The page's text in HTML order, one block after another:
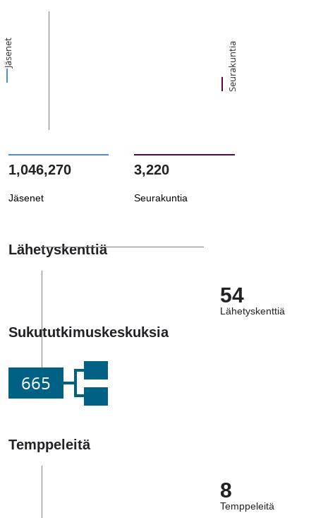
Jäsenet Seurakuntia
1,046,270
Jäsenet
3,220
Seurakuntia
Lähetyskenttiä
54
Lähetyskenttiä
Sukututkimuskeskuksia
665
Temppeleitä
8
Temppeleitä